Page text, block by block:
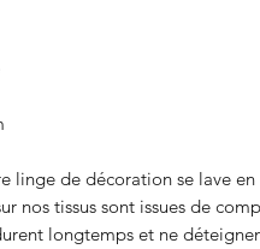
linge de décoration se lave en
nos tissus sont issues de
longtemps et ne